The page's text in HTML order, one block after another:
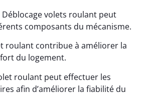
volets roulant peut
composants du mécanisme.
roulant contribue à améliorer la
du logement.
roulant peut effectuer les
afin d’améliorer la fiabilité du